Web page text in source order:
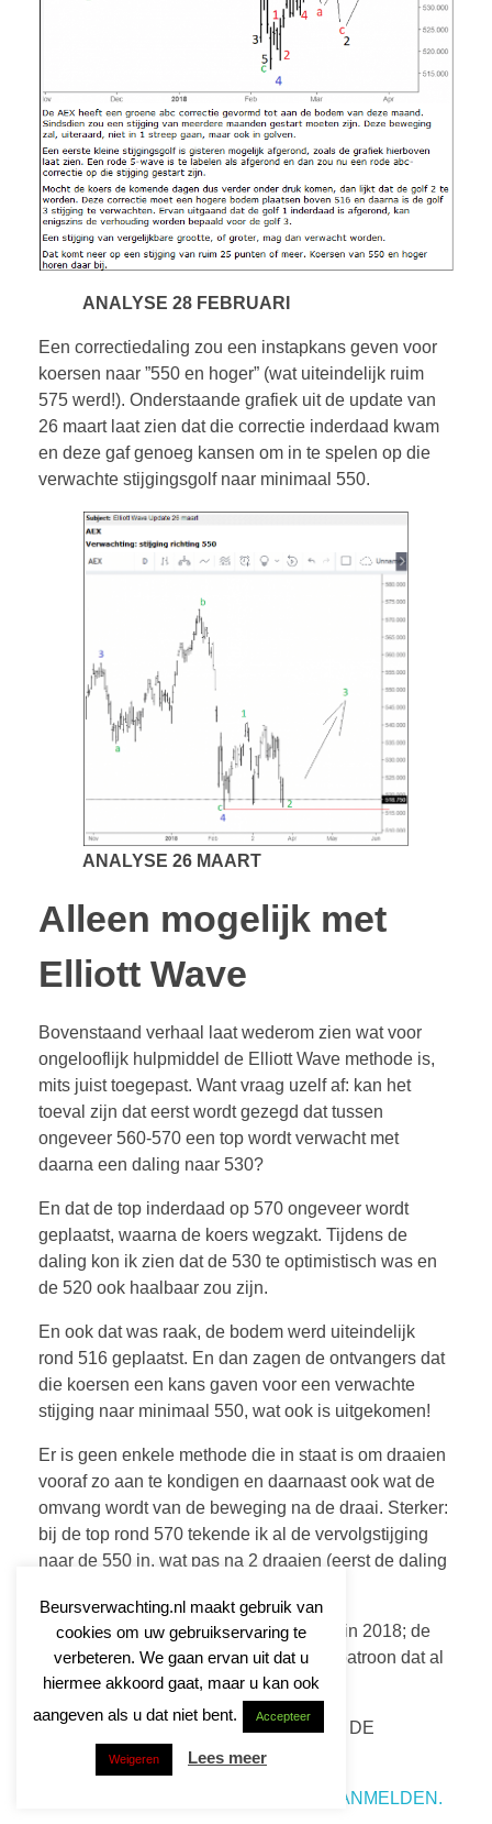
ANALYSE 28 FEBRUARI
Een correctiedaling zou een instapkans geven voor
koersen naar ”550 en hoger” (wat uiteindelijk ruim
575 werd!). Onderstaande grafiek uit de update van
26 maart laat zien dat die correctie inderdaad kwam
en deze gaf genoeg kansen om in te spelen op die
verwachte stijgingsgolf naar minimaal 550.
ANALYSE 26 MAART
Alleen mogelijk met
Elliott Wave
Bovenstaand verhaal laat wederom zien wat voor
ongelooflijk hulpmiddel de Elliott Wave methode is,
mits juist toegepast. Want vraag uzelf af: kan het
toeval zijn dat eerst wordt gezegd dat tussen
ongeveer 560-570 een top wordt verwacht met
daarna een daling naar 530?
En dat de top inderdaad op 570 ongeveer wordt
geplaatst, waarna de koers wegzakt. Tijdens de
daling kon ik zien dat de 530 te optimistisch was en
de 520 ook haalbaar zou zijn.
En ook dat was raak, de bodem werd uiteindelijk
rond 516 geplaatst. En dan zagen de ontvangers dat
die koersen een kans gaven voor een verwachte
stijging naar minimaal 550, wat ook is uitgekomen!
Er is geen enkele methode die in staat is om draaien
vooraf zo aan te kondigen en daarnaast ook wat de
omvang wordt van de beweging na de draai. Sterker:
bij de top rond 570 tekende ik al de vervolgstijging
naar de 550 in, wat pas na 2 draaien (eerst de daling
En dat gebeurde dus allemaal gewoon in 2018; de
AEX volgde gewoon netjes een Elliott patroon dat al
90 jaar bestaat.
BLIJF OP DE HOOGTE VAN DE
VERWACHTINGEN.
KLIK HIER VOOR MEER INFO EN AANMELDEN.
Beursverwachting.nl maakt gebruik van
cookies om uw gebruikservaring te
verbeteren. We gaan ervan uit dat u
hiermee akkoord gaat, maar u kan ook
aangeven als u dat niet bent.
Accepteer
Weigeren Lees meer